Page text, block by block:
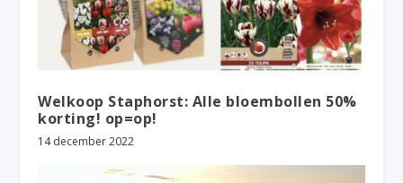
Welkoop Staphorst: Alle bloembollen 50%
korting! op=op!
14 december 2022